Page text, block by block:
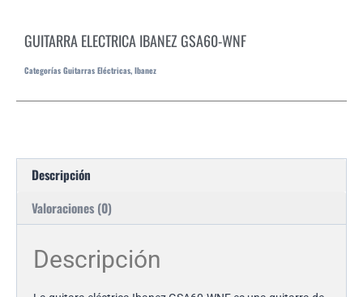
GUITARRA ELECTRICA IBANEZ GSA60-WNF
Categorías Guitarras Eléctricas, Ibanez
Descripción
Valoraciones (0)
Descripción